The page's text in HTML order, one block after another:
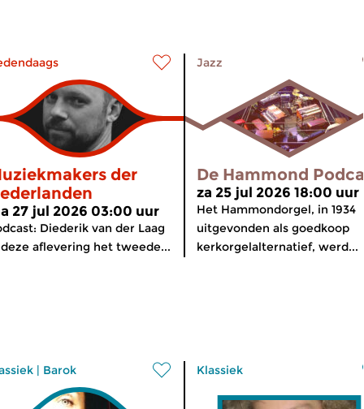
der
27 jul 2026 03:00 uur
Diederik van der Laag
aflevering het tweede...
Jazz
De Hammond
za 25 jul 2026 18:00 uur
Het Hammondorgel, in 1934
uitgevonden als goedkoop
kerkorgelalternatief, werd...
| Barok Klassiek